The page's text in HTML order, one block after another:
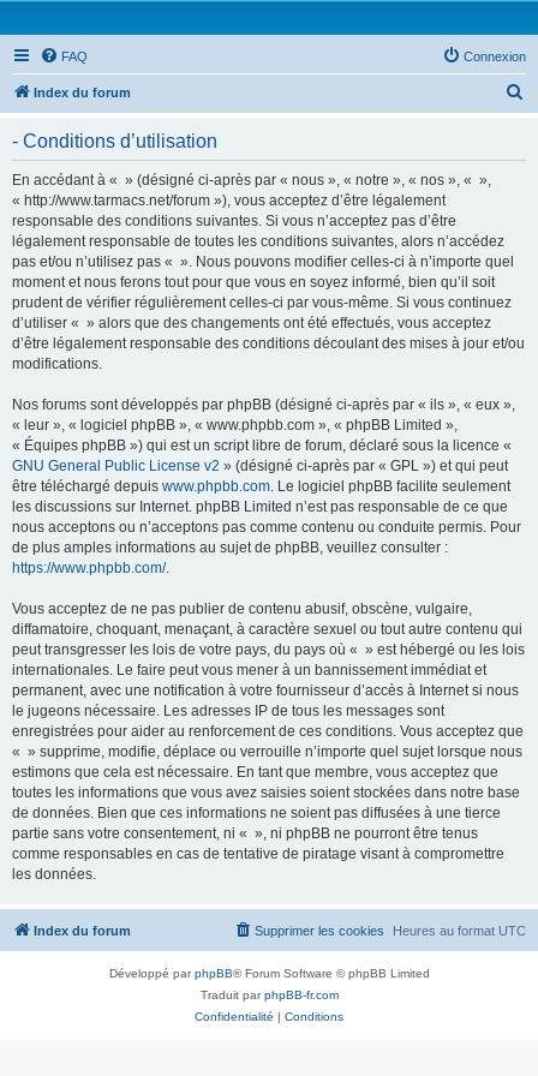
FAQ Connexion
Index du forum
- Conditions d’utilisation
En accédant à « » (désigné ci-après par « nous », « notre », « nos », « »,
« http://www.tarmacs.net/forum »), vous acceptez d’être légalement
responsable des conditions suivantes. Si vous n’acceptez pas d’être
légalement responsable de toutes les conditions suivantes, alors n’accédez
pas et/ou n’utilisez pas « ». Nous pouvons modifier celles-ci à n’importe quel
moment et nous ferons tout pour que vous en soyez informé, bien qu’il soit
prudent de vérifier régulièrement celles-ci par vous-même. Si vous continuez
d’utiliser « » alors que des changements ont été effectués, vous acceptez
d’être légalement responsable des conditions découlant des mises à jour et/ou
modifications.
Nos forums sont développés par phpBB (désigné ci-après par « ils », « eux »,
« leur », « logiciel phpBB », « www.phpbb.com », « phpBB Limited »,
« Équipes phpBB ») qui est un script libre de forum, déclaré sous la licence «
GNU General Public License v2 » (désigné ci-après par « GPL ») et qui peut
être téléchargé depuis www.phpbb.com. Le logiciel phpBB facilite seulement
les discussions sur Internet. phpBB Limited n’est pas responsable de ce que
nous acceptons ou n’acceptons pas comme contenu ou conduite permis. Pour
de plus amples informations au sujet de phpBB, veuillez consulter :
https://www.phpbb.com/.
Vous acceptez de ne pas publier de contenu abusif, obscène, vulgaire,
diffamatoire, choquant, menaçant, à caractère sexuel ou tout autre contenu qui
peut transgresser les lois de votre pays, du pays où « » est hébergé ou les lois
internationales. Le faire peut vous mener à un bannissement immédiat et
permanent, avec une notification à votre fournisseur d’accès à Internet si nous
le jugeons nécessaire. Les adresses IP de tous les messages sont
enregistrées pour aider au renforcement de ces conditions. Vous acceptez que
« » supprime, modifie, déplace ou verrouille n’importe quel sujet lorsque nous
estimons que cela est nécessaire. En tant que membre, vous acceptez que
toutes les informations que vous avez saisies soient stockées dans notre base
de données. Bien que ces informations ne soient pas diffusées à une tierce
partie sans votre consentement, ni « », ni phpBB ne pourront être tenus
comme responsables en cas de tentative de piratage visant à compromettre
les données.
Index du forum Heures au format UTC
Supprimer les cookies
Développé parphpBB® Forum Software © phpBB Limited
Traduit parphpBB-fr.com
Confidentialité | Conditions